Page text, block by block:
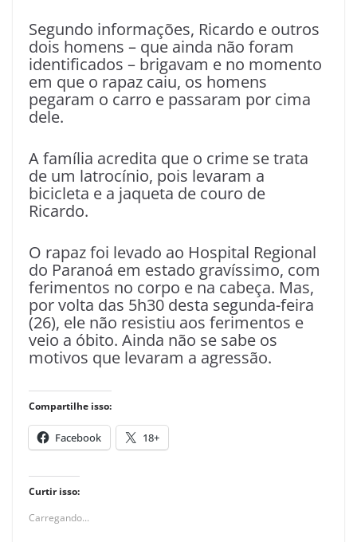
Segundo informações, Ricardo e outros
dois homens – que ainda não foram
identificados – brigavam e no momento
em que o rapaz caiu, os homens
pegaram o carro e passaram por cima
dele.
A família acredita que o crime se trata
de um latrocínio, pois levaram a
bicicleta e a jaqueta de couro de
Ricardo.
O rapaz foi levado ao Hospital Regional
do Paranoá em estado gravíssimo, com
ferimentos no corpo e na cabeça. Mas,
por volta das 5h30 desta segunda-feira
(26), ele não resistiu aos ferimentos e
veio a óbito. Ainda não se sabe os
motivos que levaram a agressão.
Compartilhe isso:
Facebook 18+
Curtir isso:
Carregando...